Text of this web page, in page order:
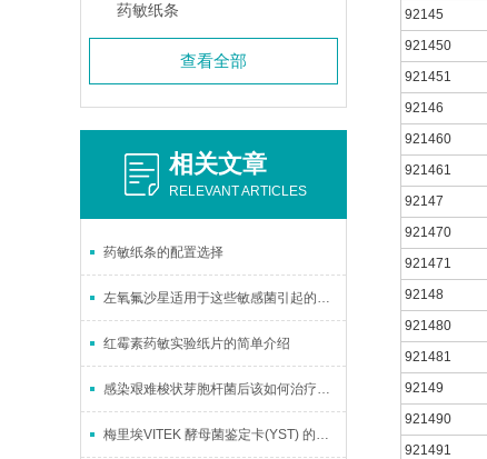
药敏纸条
查看全部
相关文章
RELEVANT ARTICLES
药敏纸条的配置选择
左氧氟沙星适用于这些敏感菌引起的治疗
红霉素药敏实验纸片的简单介绍
感染艰难梭状芽胞杆菌后该如何治疗与预防？
梅里埃VITEK 酵母菌鉴定卡(YST) 的核心特点与使用要点
92145
921450
921451
92146
921460
921461
92147
921470
921471
92148
921480
921481
92149
921490
921491